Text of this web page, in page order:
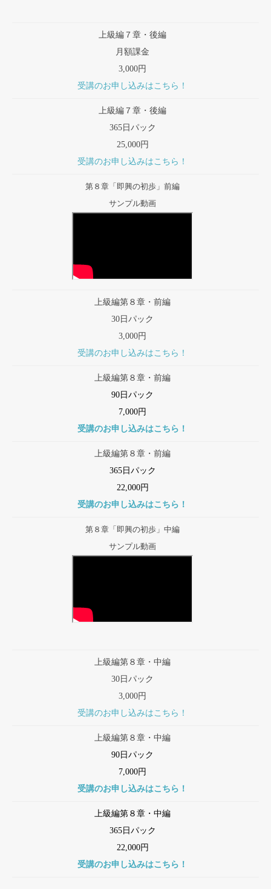
上級編７章・後編
月額課金
3,000円
受講のお申し込みはこちら！
上級編７章・後編
365日パック
25,000円
受講のお申し込みはこちら！
第８章「即興の初歩」前編
サンプル動画
上級編第８章・前編
30日パック
3,000円
受講のお申し込みはこちら！
上級編第８章・前編
90日パック
7,000円
受講のお申し込みはこちら！
上級編第８章・前編
365日パック
22,000円
受講のお申し込みはこちら！
第８章「即興の初歩」中編
サンプル動画
上級編第８章・中編
30日パック
3,000円
受講のお申し込みはこちら！
上級編第８章・中編
90日パック
7,000円
受講のお申し込みはこちら！
上級編第８章・中編
365日パック
22,000円
受講のお申し込みはこちら！